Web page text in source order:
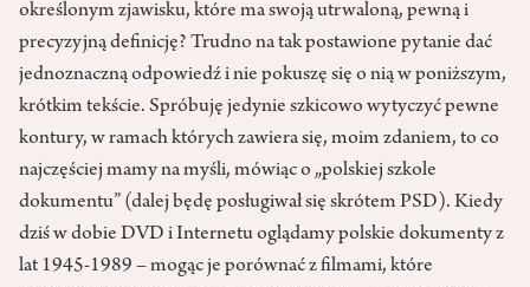
określonym zjawisku, które ma swoją utrwaloną, pewną i
precyzyjną definicję? Trudno na tak postawione pytanie dać
jednoznaczną odpowiedź i nie pokuszę się o nią w poniższym,
krótkim tekście. Spróbuję jedynie szkicowo wytyczyć pewne
kontury, w ramach których zawiera się, moim zdaniem, to co
najczęściej mamy na myśli, mówiąc o „polskiej szkole
dokumentu” (dalej będę posługiwał się skrótem PSD). Kiedy
dziś w dobie DVD i Internetu oglądamy polskie dokumenty z
lat 1945-1989 – mogąc je porównać z filmami, które